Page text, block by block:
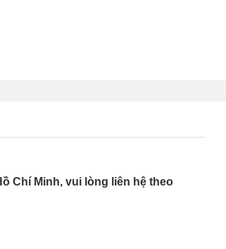
Chí Minh, vui lòng liên hệ theo